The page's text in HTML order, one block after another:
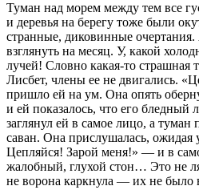
Туман над морем между тем все
и деревья на берегу тоже были
странные, диковинные
взглянуть на месяц. У, какой
лучей! Словно какая-то страшная
Лисбет, члены ее не двигались.
пришло ей на ум. Она опять
и ей показалось, что его бледный
заглянул ей в самое лицо, а туман
саван. Она прислушалась, ожидая
Цепляйся! Зарой меня!» — и в
жалобный, глухой стон… Это не
не ворона каркнула — их не было